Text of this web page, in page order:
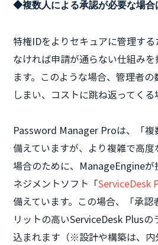
◆複数人による承認が必要な場合
特権IDをよりセキュアに管理す
なければ申請が通らない仕組み
ます。このような場合、管理者
しまい、コストに跳ね返ってくる
Password Manager Proは、「複
備えていますが、より複雑で高
場合のために、ManageEngine
ネジメントソフト「ServiceDesk
備えています。この場合、「承
リットの高いServiceDesk Plus
込まれます（※設計や構築は、